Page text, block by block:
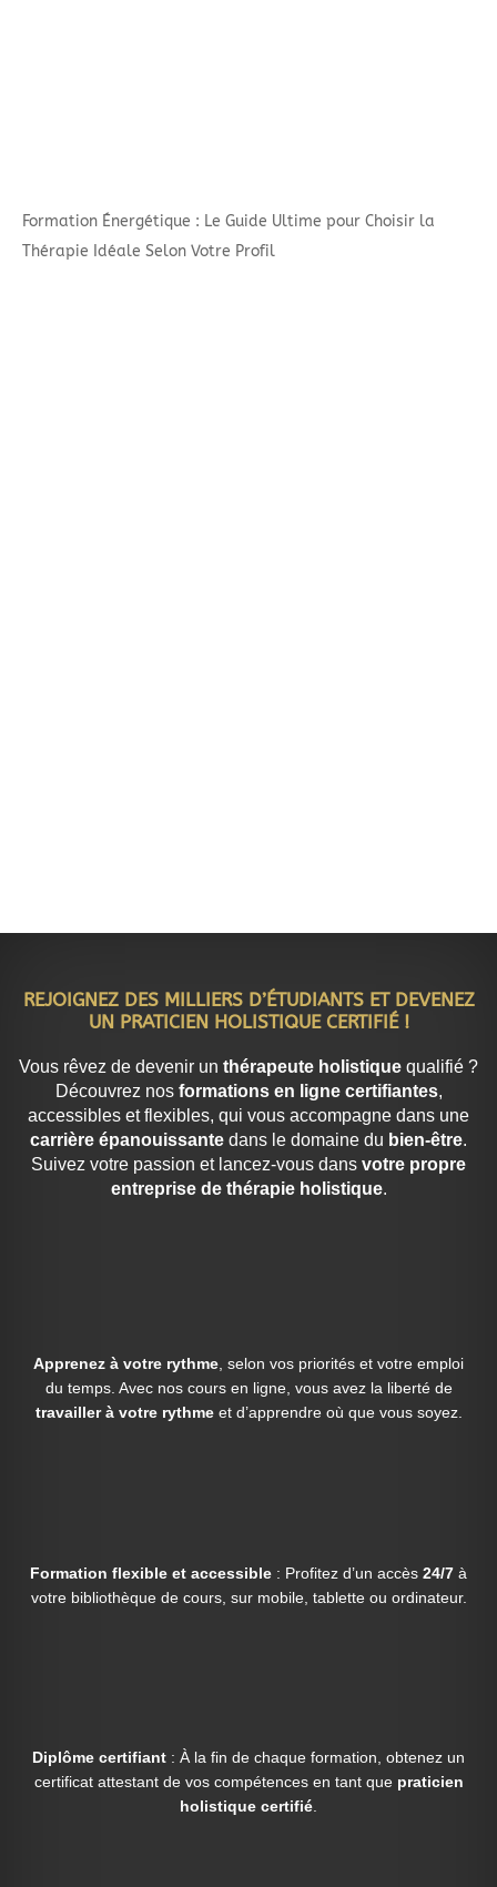
Formation Énergétique : Le Guide Ultime pour Choisir la
Thérapie Idéale Selon Votre Profil
REJOIGNEZ DES MILLIERS D’ÉTUDIANTS ET DEVENEZ
UN PRATICIEN HOLISTIQUE CERTIFIÉ !
Vous rêvez de devenir un thérapeute holistique qualifié ?
Découvrez nos formations en ligne certifiantes,
accessibles et flexibles, qui vous accompagne dans une
carrière épanouissante dans le domaine du bien-être.
Suivez votre passion et lancez-vous dans votre propre
entreprise de thérapie holistique.
Apprenez à votre rythme, selon vos priorités et votre emploi
du temps. Avec nos cours en ligne, vous avez la liberté de
travailler à votre rythmeet d’apprendre où que vous soyez.
Formation flexible et accessible : Profitez d’un accès 24/7 à
votre bibliothèque de cours, sur mobile, tablette ou ordinateur.
Diplôme certifiant : À la fin de chaque formation, obtenez un
certificat attestant de vos compétences en tant que praticien
holistique certifié.